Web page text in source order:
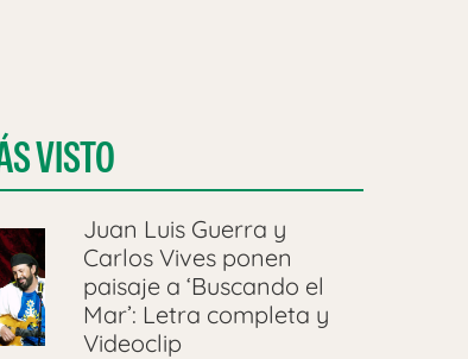
VISTO
Juan Luis Guerra y
Carlos Vives ponen
paisaje a ‘Buscando el
Mar’: Letra completa y
Videoclip